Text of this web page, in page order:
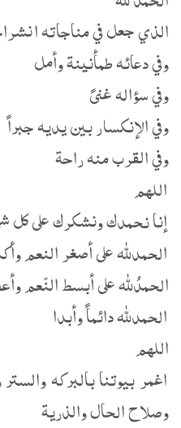
الذي جعل في مناجاته
وفي دعائه طمأنينة وأمل
وفي سؤاله غنىً
وفي الإنكسار بين يديه جبراً
وفي القرب منه راحة
اللهم
إنا نحمدك ونشكرك على كل
الحمدلله على أصغر النعم
الحمدُلله على أبسط النّعم
الحمدلله دائماً وأبدا
اللهم
اغمر بيوتنا بالبركه
وصلاح الحال والذرية